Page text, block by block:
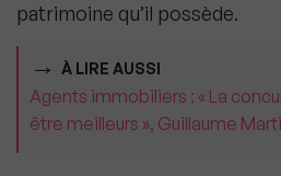
patrimoine qu’il possède.
À LIRE AUSSI
Agents immobiliers : « La
être meilleurs », Guillaume